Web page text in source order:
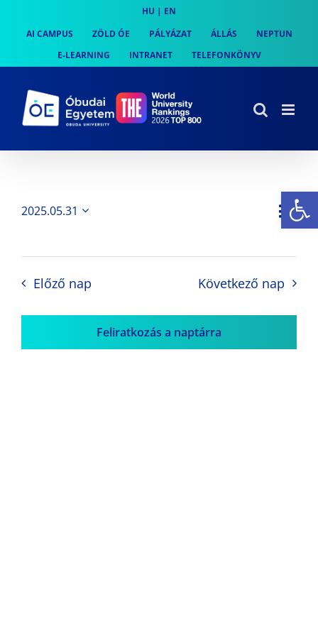
content
HU | EN
AI CAMPUS
ZÖLD ÓE PÁLYÁZAT ÁLLÁS
NEPTUN
E-LEARNING
INTRANET TELEFONKÖNYV
Nap
2025.05.31
Előző nap Következő nap
Feliratkozás a naptárra